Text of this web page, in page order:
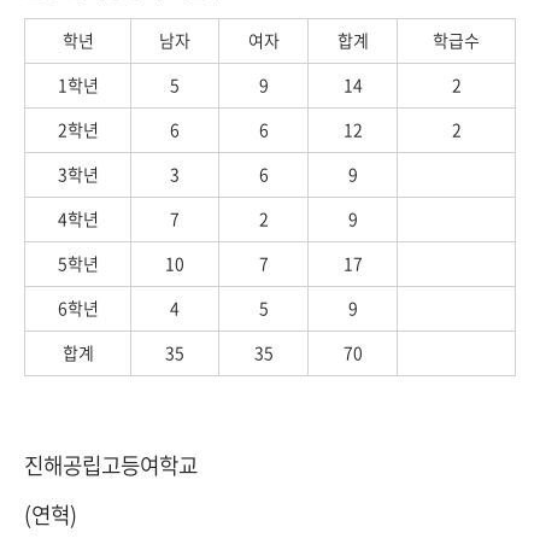
학년 남자 여자 합계
학급수
1학년
5 9 14
2
2학년
6 6 12
2
3학년
3 6
9
4학년
7 2
9
5학년
10 7
17
6학년
4 5
9
합계
35 35 70
진해공립고등여학교
(연혁)